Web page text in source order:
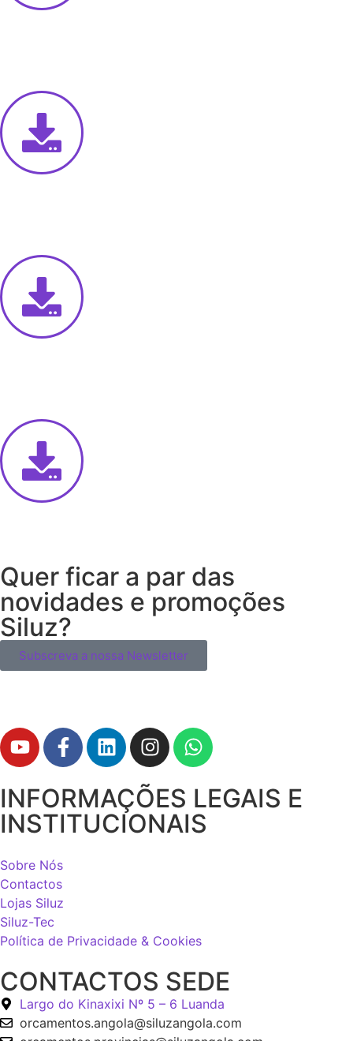
Quer ficar a par das
novidades e promoções
Siluz?
Subscreva a nossa Newsletter
INFORMAÇÕES LEGAIS E
INSTITUCIONAIS
Sobre Nós
Contactos
Lojas Siluz
Siluz-Tec
Política de Privacidade & Cookies
CONTACTOS SEDE
Largo do Kinaxixi Nº 5 – 6 Luanda
orcamentos.angola@siluzangola.com